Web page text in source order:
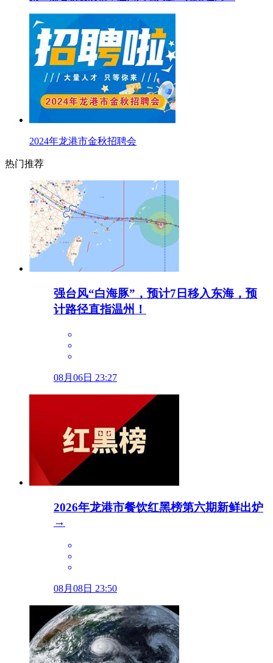
2024年龙港市金秋招聘会
热门推荐
强台风“白海豚”，预计7日移入东海，预
计路径直指温州！
08月06日 23:27
2026年龙港市餐饮红黑榜第六期新鲜出炉
→
08月08日 23:50